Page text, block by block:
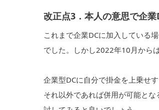
改正点3．本人の意思で企
これまで企業DCに加入している
でした。しかし2022年10月からは
企業型DCに自分で掛金を上乗せ
それ以外であれば併用が可能と